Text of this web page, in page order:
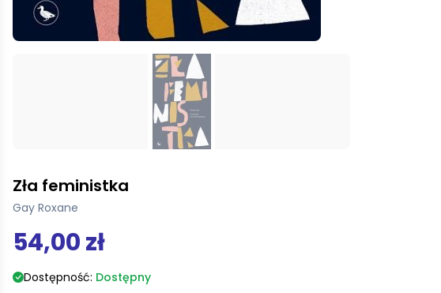
Zła feministka
Gay Roxane
54,00 zł
Dostępność: Dostępny